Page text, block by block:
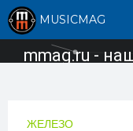
MUSICMAG
mmag.ru -
ЖЕЛЕЗО